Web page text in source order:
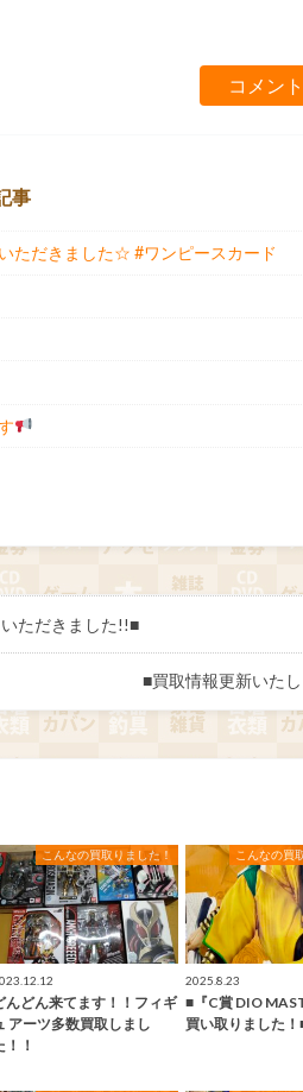
事
ただきました☆ #ワンピースカード
いただきました!!■
■買取情報更新いた
こんなの買取りました！
んどん来てます！！フィギ
アーツ多数買取しまし
！！
こんなの買
2025.8.23
■『C賞 DIO
買い取りました！